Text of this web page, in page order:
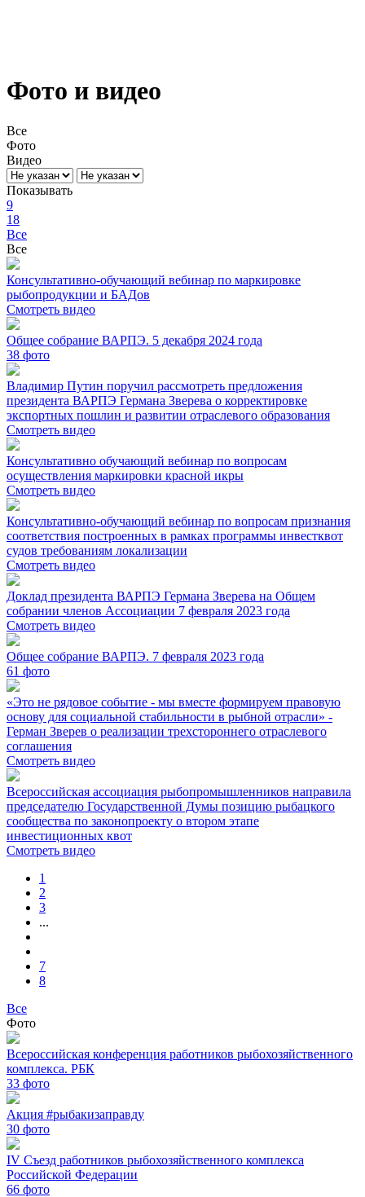
Фото и видео
Все
Фото
Видео
Показывать
9
18
Все
Все
Консультативно-обучающий вебинар по маркировке
рыбопродукции и БАДов
Смотреть видео
Общее собрание ВАРПЭ. 5 декабря 2024 года
38 фото
Владимир Путин поручил рассмотреть предложения
президента ВАРПЭ Германа Зверева о корректировке
экспортных пошлин и развитии отраслевого образования
Смотреть видео
Консультативно обучающий вебинар по вопросам
осуществления маркировки красной икры
Смотреть видео
Консультативно-обучающий вебинар по вопросам признания
соответствия построенных в рамках программы инвестквот
судов требованиям локализации
Смотреть видео
Доклад президента ВАРПЭ Германа Зверева на Общем
собрании членов Ассоциации 7 февраля 2023 года
Смотреть видео
Общее собрание ВАРПЭ. 7 февраля 2023 года
61 фото
«Это не рядовое событие - мы вместе формируем правовую
основу для социальной стабильности в рыбной отрасли» -
Герман Зверев о реализации трехстороннего отраслевого
соглашения
Смотреть видео
Всероссийская ассоциация рыбопромышленников направила
председателю Государственной Думы позицию рыбацкого
сообщества по законопроекту о втором этапе
инвестиционных квот
Смотреть видео
1
2
3
...
7
8
Все
Фото
Всероссийская конференция работников рыбохозяйственного
комплекса. РБК
33 фото
Акция #рыбакизаправду
30 фото
IV Съезд работников рыбохозяйственного комплекса
Российской Федерации
66 фото